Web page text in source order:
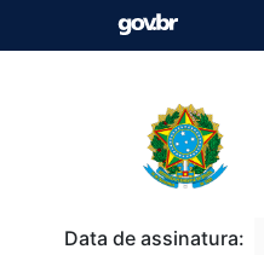
Data de assinatura: